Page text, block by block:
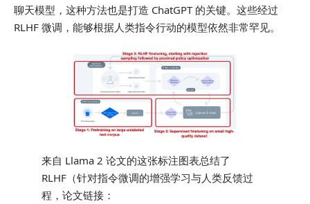
聊天模型，这种方法也是打造 ChatGPT 的关键。这些经过
RLHF 微调，能够根据人类指令行动的模型依然非常罕见。
来自 Llama 2 论文的这张标注图表总结了
RLHF（针对指令微调的增强学习与人类反馈过
程，论文链接：